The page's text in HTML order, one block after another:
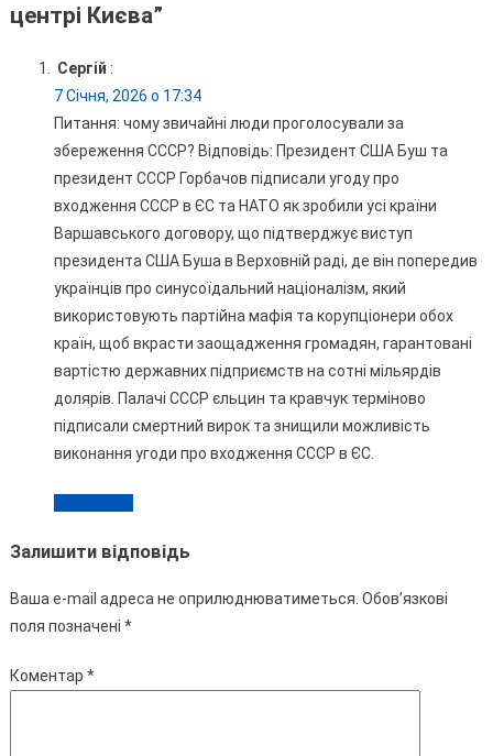
центрі Києва”
Сергій :
7 Січня, 2026 о 17:34
Питання: чому звичайні люди проголосували за
збереження СССР? Відповідь: Президент США Буш та
президент СССР Горбачов підписали угоду про
входження СССР в ЄС та НАТО як зробили усі країни
Варшавського договору, що підтверджує виступ
президента США Буша в Верховній раді, де він попередив
українців про синусоїдальний націоналізм, який
використовують партійна мафія та корупціонери обох
країн, щоб вкрасти заощадження громадян, гарантовані
вартістю державних підприємств на сотні мільярдів
долярів. Палачі СССР єльцин та кравчук терміново
підписали смертний вирок та знищили можливість
виконання угоди про входження СССР в ЄС.
Залишити відповідь
Ваша e-mail адреса не оприлюднюватиметься. Обов’язкові
поля позначені *
Коментар *